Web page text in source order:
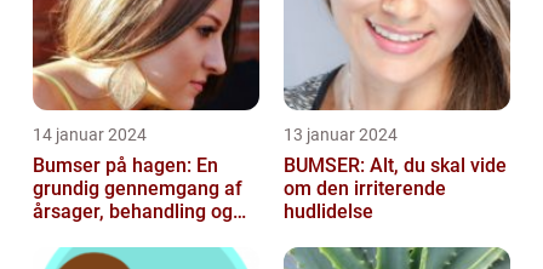
14 januar 2024
Bumser på hagen: En
grundig gennemgang af
årsager, behandling og
13 januar 2024
BUMSER: Alt, du skal vide
om den irriterende
hudlidelse